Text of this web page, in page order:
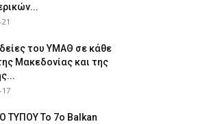
του ΥΜΑΘ σε κάθε
Μακεδονίας και της
17
ΤΥΠΟΥ Το 7ο Balkan